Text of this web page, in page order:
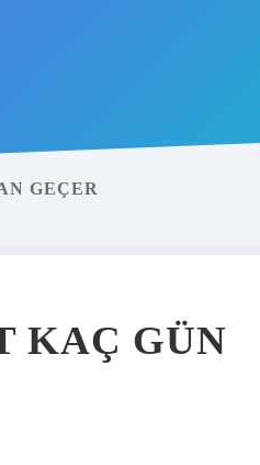
GEÇER
KAÇ GÜN